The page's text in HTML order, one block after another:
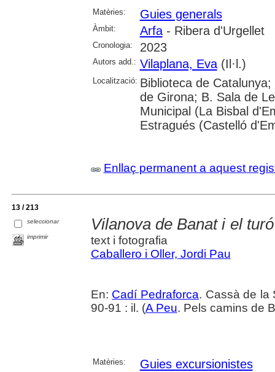
Matèries: Guies generals
Àmbit: Arfa- Ribera d'Urgellet
Cronologia: 2023
Autors add.: Vilaplana, Eva(Il·l.)
Localització: Biblioteca de
de Girona; B. Sala de
Municipal (La Bisbal
Estragués (Castelló
Enllaç permanent a aquest
13 / 213
seleccionar
imprimir
Vilanova de Banat i el
text i fotografia
Caballero i Oller, Jordi Pau
En: Cadí Pedraforca. Cassà de la
90-91 : il. (A Peu. Pels camins de
Matèries: Guies excursionistes